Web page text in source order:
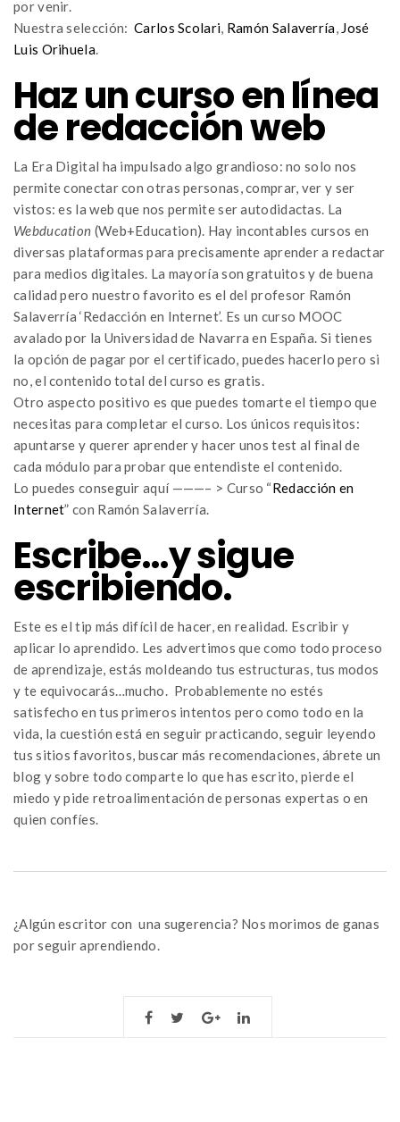
por venir.
Nuestra selección:Carlos Scolari, Ramón Salaverría, José
Luis Orihuela.
Haz un curso en línea
de redacción web
La Era Digital ha impulsado algo grandioso: no solo nos
permite conectar con otras personas, comprar, ver y ser
vistos: es la web que nos permite ser autodidactas. La
Webducation (Web+Education). Hay incontables cursos en
diversas plataformas para precisamente aprender a redactar
para medios digitales. La mayoría son gratuitos y de buena
calidad pero nuestro favorito es el del profesor Ramón
Salaverría ‘Redacción en Internet’. Es un curso MOOC
avalado por la Universidad de Navarra en España. Si tienes
la opción de pagar por el certificado, puedes hacerlo pero si
no, el contenido total del curso es gratis.
Otro aspecto positivo es que puedes tomarte el tiempo que
necesitas para completar el curso. Los únicos requisitos:
apuntarse y querer aprender y hacer unos test al final de
cada módulo para probar que entendiste el contenido.
Lo puedes conseguir aquí ———– > Curso “Redacción en
Internet” con Ramón Salaverría.
Escribe…y sigue
escribiendo.
Este es el tip más difícil de hacer, en realidad. Escribir y
aplicar lo aprendido. Les advertimos que como todo proceso
de aprendizaje, estás moldeando tus estructuras, tus modos
y te equivocarás…mucho. Probablemente no estés
satisfecho en tus primeros intentos pero como todo en la
vida, la cuestión está en seguir practicando, seguir leyendo
tus sitios favoritos, buscar más recomendaciones, ábrete un
blog y sobre todo comparte lo que has escrito, pierde el
miedo y pide retroalimentación de personas expertas o en
quien confíes.
¿Algún escritor con una sugerencia? Nos morimos de ganas
por seguir aprendiendo.